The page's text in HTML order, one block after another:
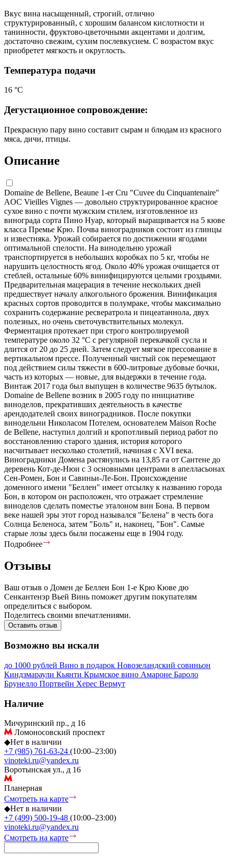
Вкус вина насыщенный, строгий, отлично
структурированный, с хорошим балансом кислотности и
танинности, фруктово-цветочными акцентами и долгим,
достаточно свежим, сухим послевкусием. С возрастом вкус
приобретет мягкость и округлость.
Температура подачи
16 °С
Дегустационное сопровождение:
Прекрасную пару вино составит сырам и блюдам из красного
мяса, дичи, птицы.
Описание
Domaine de Bellene, Beaune 1-er Cru "Cuvee du Cinquantenaire"
AOC Vieilles Vignes — довольно структурированное красное
сухое вино с почти мужским стилем, изготовленное из
винограда сорта Пино Нуар, который выращивается на 5 кюве
класса Премье Крю. Почва виноградников состоит из глинцы
и известняка. Урожай собирается по достижении ягодами
оптимальной спелости. На винодельню урожай
транспортируется в небольших коробках по 5 кг, чтобы не
нарушить целостность ягод. Около 40% урожая очищается от
стеблей, остальные 60% винифицируются целыми гроздьями.
Предварительная мацерация в течение нескольких дней
предшествует началу алкогольного брожения. Винификация
красных сортов проводится в полумраке, чтобы максимально
сохранить содержание ресвератрола и пицеатаннола, двух
полезных, но очень светочувствительных молекул.
Ферментация протекает при строго контролируемой
температуре около 32 °С с регулярной перекачкой сусла и
длится от 20 до 25 дней. Затем следует мягкое прессование в
вертикальном прессе. Полученный чистый сок перемещают
под действием силы тяжести в 600-литровые дубовые бочки,
часть из которых — новые, для выдержки в течение года.
Винтаж 2017 года был выпущен в количестве 9635 бутылок.
Domaine de Bellene возник в 2005 году по инициативе
виноделов, прекративших деятельность в качестве
арендодателей своих виноградников. После покупки
винодельни Николасом Потелем, основателем Maison Roche
de Bellene, наступил долгий и кропотливый период работ по
восстановлению старого здания, история которого
насчитывает несколько столетий, начиная с XVI века.
Виноградники Домена растянулись на 13,85 га от Сантене до
деревень Кот-де-Нюи с 3 основными центрами в апелласьонах
Сен-Ромен, Бон и Савиньи-Ле-Бон. Происхождение
доменного имени "Беллен" имеет отсылку к названию города
Бон, в котором он расположен, что отражает стремление
виноделов сделать поместье эталоном вин Бона. В первом
веке нашей эры этот город назывался "Белена" в честь бога
Солнца Беленоса, затем "Боль" и, наконец, "Бон". Самые
старые лозы здесь были посажены еще в 1904 году.
Подробнее
Отзывы
Ваш отзыв о Домен де Беллен Бон 1-е Крю Кюве дю
Сенкантенэр Вьей Винь поможет другим покупателям
определиться с выбором.
Поделитесь своими впечатлениями.
Оставить отзыв
Возможно вы искали
до 1000 рублей Вино в подарок Новозеландский совиньон
Киндзмараули Кьянти Крымское вино Амароне Бароло
Брунелло Портвейн Херес Вермут
Наличие
Мичуринский пр., д 16
Ломоносовский проспект
◆Нет в наличии
+7 (985) 761-63-24 (10:00–23:00)
vinoteki.ru@yandex.ru
Воротынская ул., д 16
Планерная
Смотреть на карте
◆Нет в наличии
+7 (499) 500-19-48 (10:00–23:00)
vinoteki.ru@yandex.ru
Смотреть на карте